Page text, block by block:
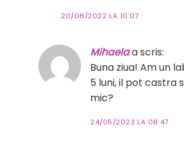
20/08/2022 LA 10:07
Mihaelaa scris:
Buna ziua! Am un
5 luni, il pot castra
mic?
24/05/2023 LA 08:47